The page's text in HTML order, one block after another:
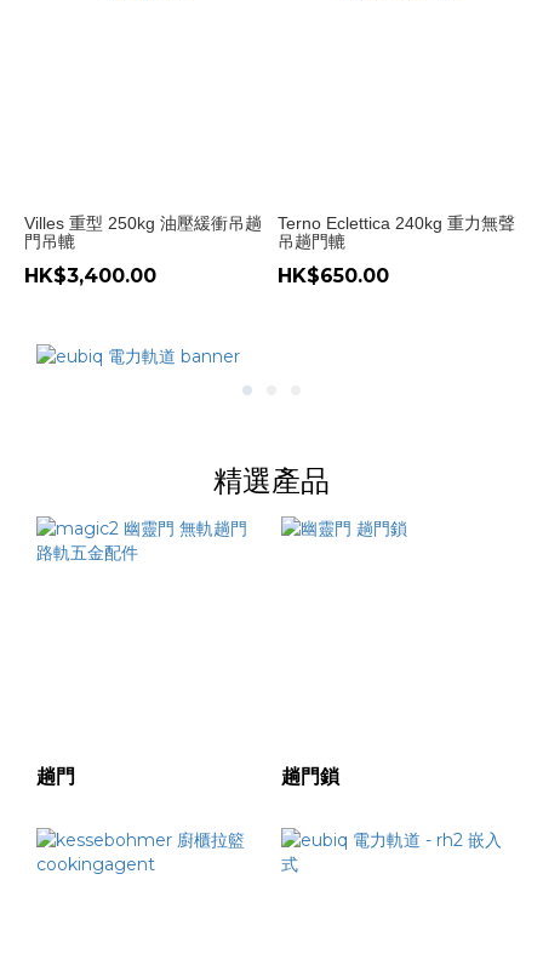
無
地
軌
(6)
趟
摺
大
利
價格
Villes 重型 250kg 油壓緩衝吊趟
門吊轆
HK$3,400.00
Terno Eclettica 240kg 重力無聲
吊趟門轆
HK$650.00
精選產品
趟門 趟門鎖